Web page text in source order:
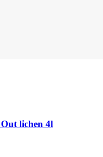
lichen 4l